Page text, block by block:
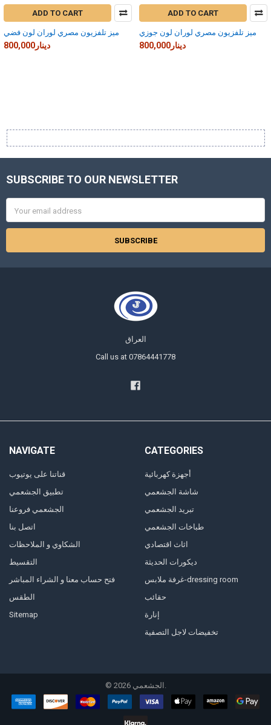
ADD TO CART
ميز تلفزيون مصري لوران لون فضي
800,000دينار
ADD TO CART
ميز تلفزيون مصري لوران لون جوزي
800,000دينار
Footer
SUBSCRIBE TO OUR NEWSLETTER
Address
العراق
Call us at 07864441778
NAVIGATE
قناتنا على يوتيوب
تطبيق الجشعمي
الجشعمي فروعنا
اتصل بنا
الشكاوي و الملاحظات
التقسيط
فتح حساب معنا و الشراء المباشر
الطقس
Sitemap
CATEGORIES
أجهزة كهربائية
شاشة الجشعمي
تبريد الجشعمي
طباخات الجشعمي
اثاث اقتصادي
ديكورات الحديثة
غرفة ملابس-dressing room
حقائب
إنارة
تخفيضات لاجل التصفية
© 2026